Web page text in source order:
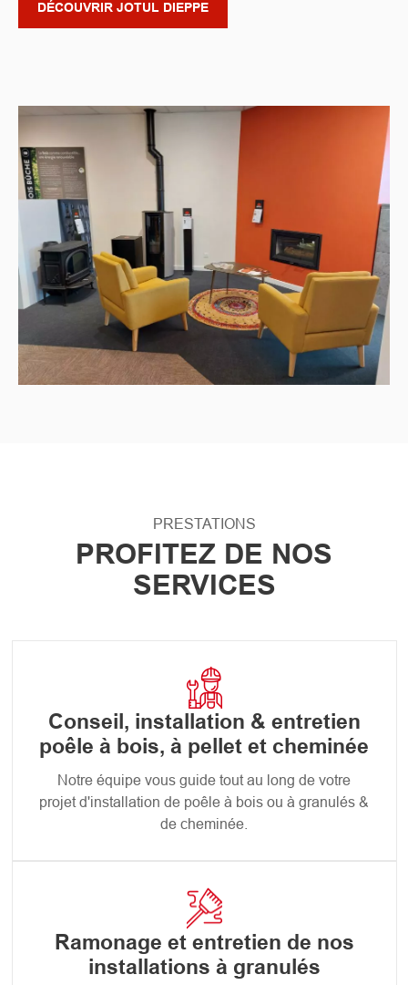
DÉCOUVRIR JOTUL DIEPPE
PRESTATIONS
PROFITEZ DE NOS
SERVICES
Conseil, installation & entretien
poêle à bois, à pellet et cheminée
Notre équipe vous guide tout au long de votre
projet d'installation de poêle à bois ou à granulés &
de cheminée.
Ramonage et entretien de nos
installations à granulés